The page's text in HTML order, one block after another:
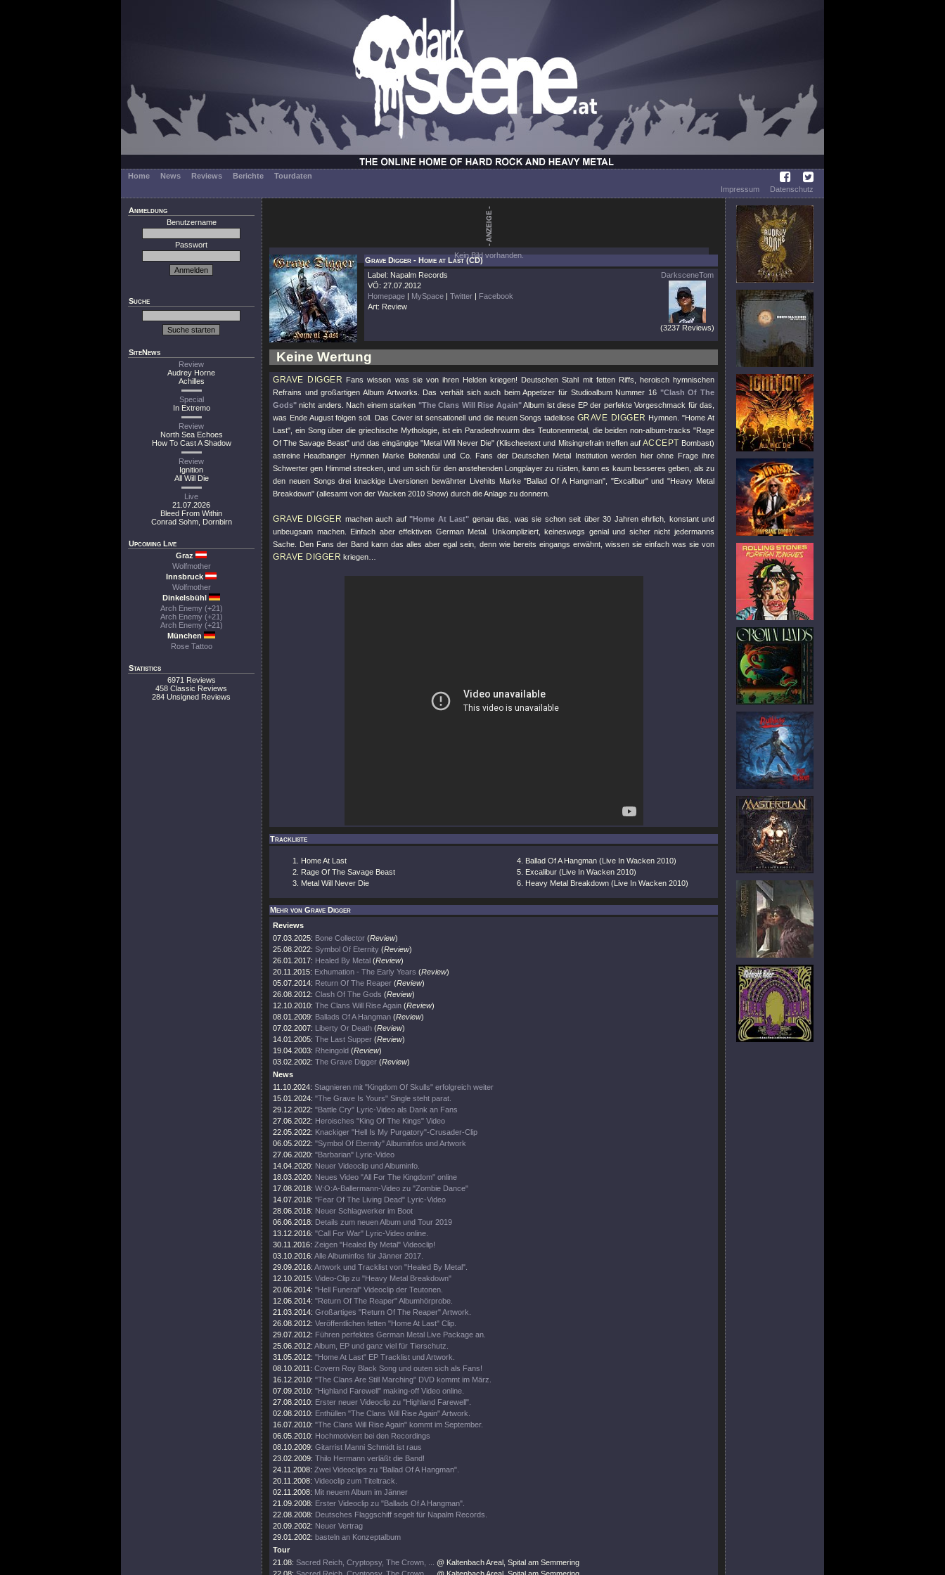
Home News Reviews Berichte
Tourdaten
Impressum
Datenschutz
Anmeldung
Benutzername
Passwort
Suche
SiteNews
Review
Audrey Horne
Achilles
Special
In Extremo
Review
North Sea Echoes
How To Cast A Shadow
Review
Ignition
All Will Die
Live
21.07.2026
Bleed From Within
Conrad Sohm, Dornbirn
Upcoming Live
Graz
Wolfmother
Innsbruck
Wolfmother
Dinkelsbühl
Arch Enemy (+21)
Arch Enemy (+21)
Arch Enemy (+21)
München
Rose Tattoo
Statistics
6971 Reviews
458 Classic Reviews
284 Unsigned Reviews
Kein Bild vorhanden.
Grave Digger - Home at Last (CD)
Label: Napalm Records
VÖ: 27.07.2012
Homepage | MySpace | Twitter | Facebook
Art: Review
DarksceneTom
(3237 Reviews)
Keine Wertung
GRAVE DIGGER Fans wissen was sie von ihren Helden kriegen! Deutschen Stahl mit fetten Riffs, heroisch hymnischen
Refrains und großartigen Album Artworks. Das verhält sich auch beim Appetizer für Studioalbum Nummer 16 "Clash Of The
Gods" nicht anders. Nach einem starken "The Clans Will Rise Again"Album ist diese EP der perfekte Vorgeschmack für das,
was Ende August folgen soll. Das Cover ist sensationell und die neuen Songs tadellose GRAVE DIGGER Hymnen."Home At
Last" , ein Song über die griechische Mythologie, ist ein Paradeohrwurm des Teutonenmetal, die beiden non-album-tracks "Rage
Of The Savage Beast" und das eingängige "Metal Will Never Die" (Klischeetext und Mitsingrefrain treffen auf ACCEPT Bombast)
astreine Headbanger Hymnen Marke Boltendal und Co. Fans der Deutschen Metal Institution werden hier ohne Frage ihre
Schwerter gen Himmel strecken, und um sich für den anstehenden Longplayer zu rüsten, kann es kaum besseres geben, als zu
den neuen Songs drei knackige Liversionen bewährter Livehits Marke"Ballad Of A Hangman", "Excalibur"und"Heavy Metal
Breakdown" (allesamt von der Wacken 2010 Show) durch die Anlage zu donnern.
GRAVE DIGGER machen auch auf"Home At Last" genau das, was sie schon seit über 30 Jahren ehrlich, konstant und
unbeugsam machen. Einfach aber effektiven German Metal. Unkompliziert, keineswegs genial und sicher nicht jedermanns
Sache. Den Fans der Band kann das alles aber egal sein, denn wie bereits eingangs erwähnt, wissen sie einfach was sie von
GRAVE DIGGER kriegen…
Trackliste
Home At Last
Rage Of The Savage Beast
Metal Will Never Die
Ballad Of A Hangman (Live In Wacken 2010)
Excalibur (Live In Wacken 2010)
Heavy Metal Breakdown (Live In Wacken 2010)
Mehr von Grave Digger
Reviews
07.03.2025: Bone Collector (Review)
25.08.2022: Symbol Of Eternity (Review)
26.01.2017: Healed By Metal (Review)
20.11.2015: Exhumation - The Early Years (Review)
05.07.2014: Return Of The Reaper (Review)
26.08.2012: Clash Of The Gods (Review)
12.10.2010: The Clans Will Rise Again (Review)
08.01.2009: Ballads Of A Hangman (Review)
07.02.2007: Liberty Or Death (Review)
14.01.2005: The Last Supper (Review)
19.04.2003: Rheingold (Review)
03.02.2002: The Grave Digger (Review)
News
11.10.2024: Stagnieren mit "Kingdom Of Skulls" erfolgreich weiter
15.01.2024: "The Grave Is Yours" Single steht parat.
29.12.2022: "Battle Cry" Lyric-Video als Dank an Fans
27.06.2022: Heroisches "King Of The Kings" Video
22.05.2022: Knackiger "Hell Is My Purgatory"-Crusader-Clip
06.05.2022: "Symbol Of Eternity" Albuminfos und Artwork
27.06.2020: "Barbarian" Lyric-Video
14.04.2020: Neuer Videoclip und Albuminfo.
18.03.2020: Neues Video "All For The Kingdom" online
17.08.2018: W:O:A-Ballermann-Video zu "Zombie Dance"
14.07.2018: "Fear Of The Living Dead" Lyric-Video
28.06.2018: Neuer Schlagwerker im Boot
06.06.2018: Details zum neuen Album und Tour 2019
13.12.2016: "Call For War" Lyric-Video online.
30.11.2016: Zeigen "Healed By Metal" Videoclip!
03.10.2016: Alle Albuminfos für Jänner 2017.
29.09.2016: Artwork und Tracklist von "Healed By Metal".
12.10.2015: Video-Clip zu "Heavy Metal Breakdown"
20.06.2014: "Hell Funeral" Videoclip der Teutonen.
12.06.2014: "Return Of The Reaper" Albumhörprobe.
21.03.2014: Großartiges "Return Of The Reaper" Artwork.
26.08.2012: Veröffentlichen fetten "Home At Last" Clip.
29.07.2012: Führen perfektes German Metal Live Package an.
25.06.2012: Album, EP und ganz viel für Tierschutz.
31.05.2012: "Home At Last" EP Tracklist und Artwork.
08.10.2011: Covern Roy Black Song und outen sich als Fans!
16.12.2010: "The Clans Are Still Marching" DVD kommt im März.
07.09.2010: "Highland Farewell" making-off Video online.
27.08.2010: Erster neuer Videoclip zu "Highland Farewell".
02.08.2010: Enthüllen "The Clans Will Rise Again" Artwork.
16.07.2010: "The Clans Will Rise Again" kommt im September.
06.05.2010: Hochmotiviert bei den Recordings
08.10.2009: Gitarrist Manni Schmidt ist raus
23.02.2009: Thilo Hermann verläßt die Band!
24.11.2008: Zwei Videoclips zu "Ballad Of A Hangman".
20.11.2008: Videoclip zum Titeltrack.
02.11.2008: Mit neuem Album im Jänner
21.09.2008: Erster Videoclip zu "Ballads Of A Hangman".
22.08.2008: Deutsches Flaggschiff segelt für Napalm Records.
20.09.2002: Neuer Vertrag
29.01.2002: basteln an Konzeptalbum
Tour
21.08: Sacred Reich, Cryptopsy, The Crown, ...
@ Kaltenbach Areal, Spital am Semmering